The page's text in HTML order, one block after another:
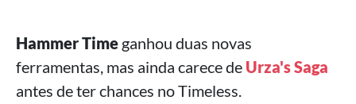
Hammer Time ganhou duas novas
ferramentas, mas ainda carece de Urza's Saga
antes de ter chances no Timeless.